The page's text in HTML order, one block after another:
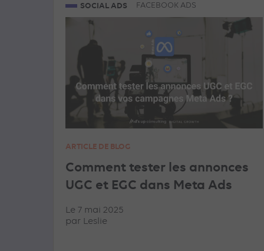
SOCIAL ADS FACEBOOK ADS
ARTICLE DE BLOG
Comment tester les annonces
UGC et EGC dans Meta Ads
Le 7 mai 2025
par Leslie